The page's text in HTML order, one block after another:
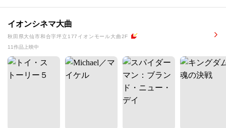
イオンシネマ大曲
秋田県大仙市和合字坪立177イオンモール大曲2F
11作品上映中